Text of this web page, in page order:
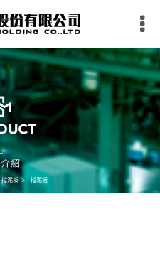
擋泥板 擋泥板